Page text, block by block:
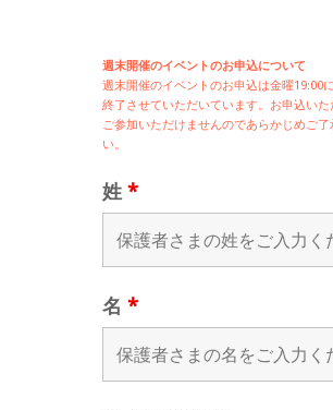
週末開催のイベントのお申込について
週末開催のイベントのお申込は金曜19:00
終了させていただいています。お申込いた
ご参加いただけませんのであらかじめご了
い。
姓 *
名 *